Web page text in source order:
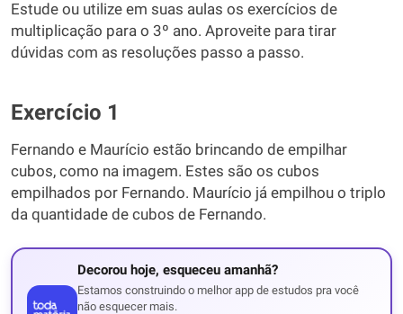
Estude ou utilize em suas aulas os exercícios de
multiplicação para o 3º ano. Aproveite para tirar
dúvidas com as resoluções passo a passo.
Exercício 1
Fernando e Maurício estão brincando de empilhar
cubos, como na imagem. Estes são os cubos
empilhados por Fernando. Maurício já empilhou o triplo
da quantidade de cubos de Fernando.
Decorou hoje, esqueceu amanhã?
Estamos construindo o melhor app de estudos pra você
não esquecer mais.